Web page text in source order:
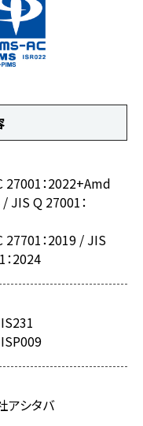
27001：2022+Amd
/ JIS Q 27001：
27701：2019 / JIS
2024
アシタバ